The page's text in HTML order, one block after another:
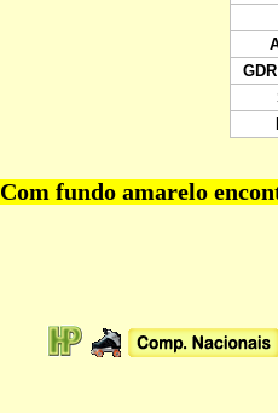
Com fundo amarelo